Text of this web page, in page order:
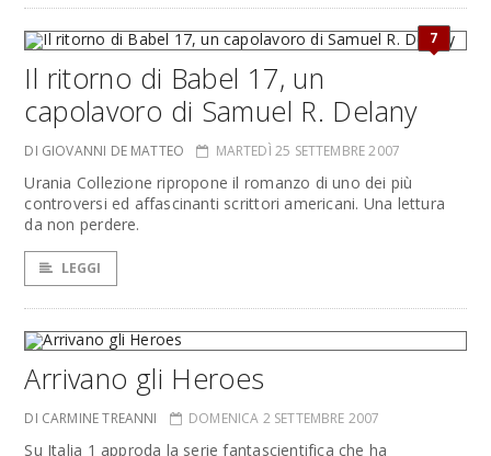
7
Il ritorno di Babel 17, un
capolavoro di Samuel R. Delany
DI GIOVANNI DE MATTEO MARTEDÌ 25 SETTEMBRE 2007
Urania Collezione ripropone il romanzo di uno dei più
controversi ed affascinanti scrittori americani. Una lettura
da non perdere.
LEGGI
Arrivano gli Heroes
DI CARMINE TREANNI DOMENICA 2 SETTEMBRE 2007
Su Italia 1 approda la serie fantascientifica che ha